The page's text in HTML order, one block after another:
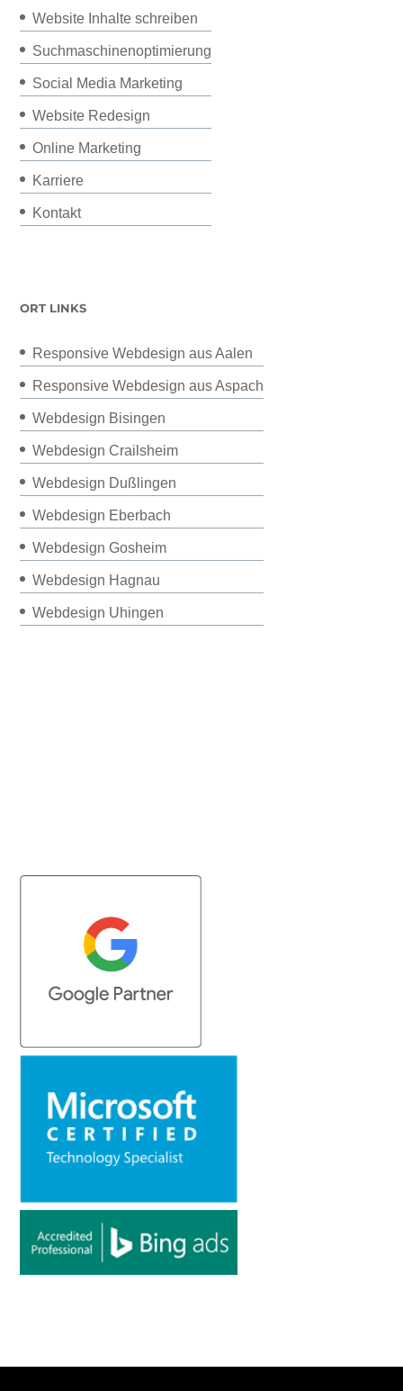
Website Inhalte schreiben
Suchmaschinenoptimierung
Social Media Marketing
Website Redesign
Online Marketing
Karriere
Kontakt
ORT LINKS
Responsive Webdesign aus Aalen
Responsive Webdesign aus Aspach
Webdesign Bisingen
Webdesign Crailsheim
Webdesign Dußlingen
Webdesign Eberbach
Webdesign Gosheim
Webdesign Hagnau
Webdesign Uhingen